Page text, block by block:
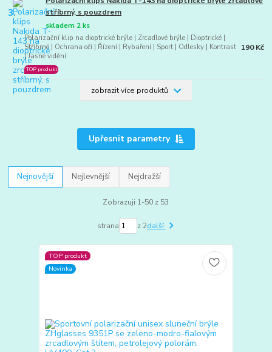
3.
stříbrný, s pouzdrem
Polarizační klip na dioptrické brýle | Zrcadlové brýle | Dioptrické |
Stříbrné | Ochrana očí | Řízení | Rybaření | Sport | Odlesky | Kontrast
| Jasné vidění
skladem 2 ks
TOP produkt
190 Kč
zobrazit více produktů
Upřesnit parametry
Nejnovější Nejlevnější Nejdražší
Zobrazuji 1-50 z 53
strana z 2další
TOP produkt
Novinka